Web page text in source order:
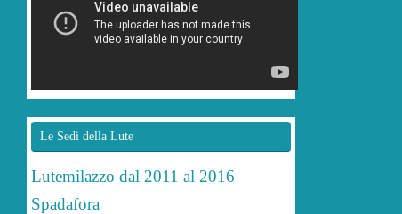
Le Sedi della Lute
Lutemilazzo dal 2011 al 2016
Spadafora